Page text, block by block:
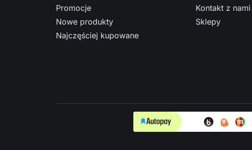
Promocje
Nowe produkty
Najczęściej kupowane
Kontakt z nami
Sklepy